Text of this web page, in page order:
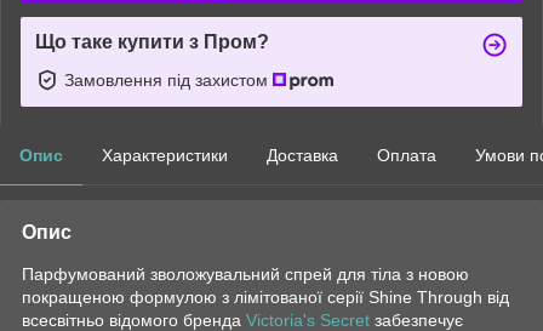
Що таке купити з Пром?
Замовлення під захистом
Опис Характеристики Доставка Оплата Умови
Опис
Парфумований зволожувальний спрей для тіла з новою
покращеною формулою з лімітованої серії Shine Through від
всесвітньо відомого бренда Victoria's Secret забезпечує